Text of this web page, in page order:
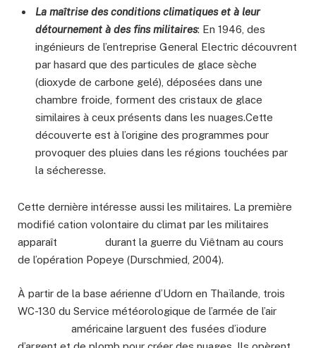
La maîtrise des conditions climatiques et à leur
détournement à des fins militaires: En 1946, des
ingénieurs de l’entreprise General Electric découvrent
par hasard que des particules de glace sèche
(dioxyde de carbone gelé), déposées dans une
chambre froide, forment des cristaux de glace
similaires à ceux présents dans les nuages.Cette
découverte est à l’origine des programmes pour
provoquer des pluies dans les régions touchées par
la sécheresse.
Cette dernière intéresse aussi les militaires. La première
modifié cation volontaire du climat par les militaires
apparaît durant la guerre du Viêtnam au cours
de l’opération Popeye (Durschmied, 2004).
À partir de la base aérienne d’Udorn en Thaïlande, trois
WC-130 du Service météorologique de l’armée de l’air
américaine larguent des fusées d’iodure